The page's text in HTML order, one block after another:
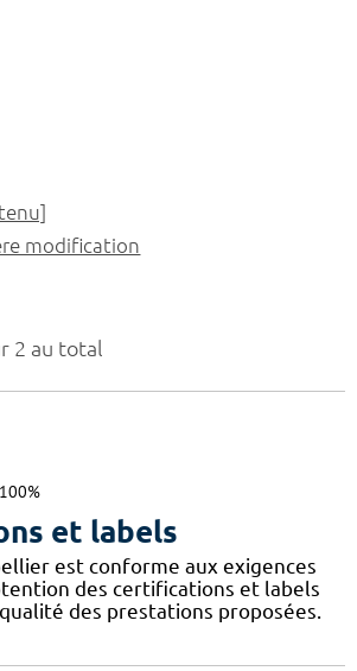
2 au total
100%
et labels
est conforme aux exigences
des certifications et labels
des prestations proposées.
modification